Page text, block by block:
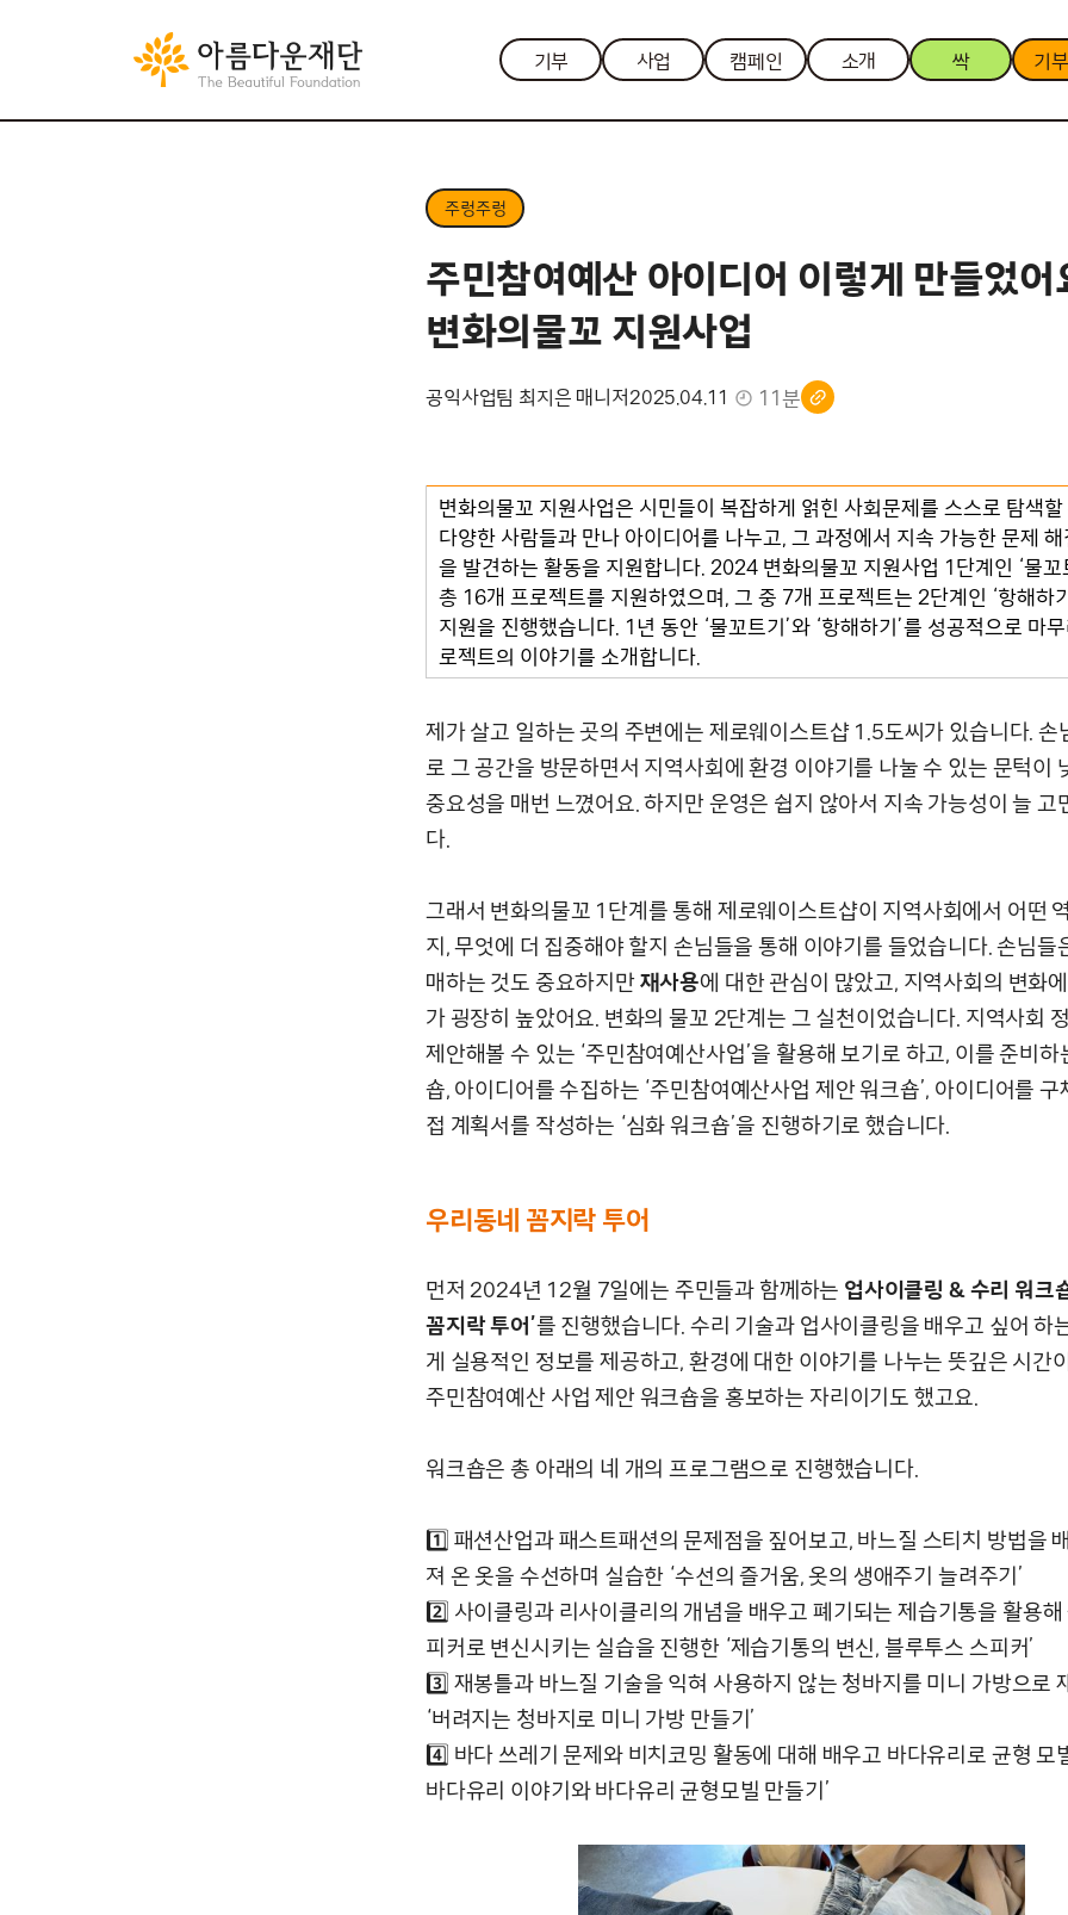
기부 사업 캠페인 소개 싹 기
주렁주렁
주민참여예산 아이디어 이렇게 만들었어
변화의물꼬 지원사업
공익사업팀 최지은 매니저2025.04.11 11분
변화의물꼬 지원사업은 시민들이 복잡하게 얽힌 사회문제를 스스로 탐색할
다양한 사람들과 만나 아이디어를 나누고, 그 과정에서 지속 가능한 문제 해
을 발견하는 활동을 지원합니다. 2024 변화의물꼬 지원사업 1단계인 ‘물꼬
총 16개 프로젝트를 지원하였으며, 그 중 7개 프로젝트는 2단계인 ‘항해하
지원을 진행했습니다. 1년 동안 ‘물꼬트기’와 ‘항해하기’를 성공적으로 마
로젝트의 이야기를 소개합니다.
제가 살고 일하는 곳의 주변에는 제로웨이스트샵 1.5도씨가 있습니다. 손
로 그 공간을 방문하면서 지역사회에 환경 이야기를 나눌 수 있는 문턱이
중요성을 매번 느꼈어요. 하지만 운영은 쉽지 않아서 지속 가능성이 늘 고
다.
그래서 변화의물꼬 1단계를 통해 제로웨이스트샵이 지역사회에서 어떤
지, 무엇에 더 집중해야 할지 손님들을 통해 이야기를 들었습니다. 손님들
매하는 것도 중요하지만재사용에 대한 관심이 많았고, 지역사회의 변화
가 굉장히 높았어요. 변화의 물꼬 2단계는 그 실천이었습니다. 지역사회
제안해볼 수 있는 ‘주민참여예산사업’을 활용해 보기로 하고, 이를 준비하
숍, 아이디어를 수집하는 ‘주민참여예산사업 제안 워크숍’, 아이디어를 구
접 계획서를 작성하는 ‘심화 워크숍’을 진행하기로 했습니다.
우리동네 꼼지락 투어
먼저 2024년 12월 7일에는 주민들과 함께하는 업사이클링 & 수리 워크
꼼지락 투어’를 진행했습니다. 수리 기술과 업사이클링을 배우고 싶어 하
게 실용적인 정보를 제공하고, 환경에 대한 이야기를 나누는 뜻깊은 시간
주민참여예산 사업 제안 워크숍을 홍보하는 자리이기도 했고요.
워크숍은 총 아래의 네 개의 프로그램으로 진행했습니다.
1️⃣ 패션산업과 패스트패션의 문제점을 짚어보고, 바느질 스티치 방법을
져 온 옷을 수선하며 실습한 ‘수선의 즐거움, 옷의 생애주기 늘려주기’
2️⃣ 사이클링과 리사이클리의 개념을 배우고 폐기되는 제습기통을 활용해
피커로 변신시키는 실습을 진행한 ‘제습기통의 변신, 블루투스 스피커’
3️⃣ 재봉틀과 바느질 기술을 익혀 사용하지 않는 청바지를 미니 가방으로
‘버려지는 청바지로 미니 가방 만들기’
4️⃣ 바다 쓰레기 문제와 비치코밍 활동에 대해 배우고 바다유리로 균형 모
바다유리 이야기와 바다유리 균형모빌 만들기’